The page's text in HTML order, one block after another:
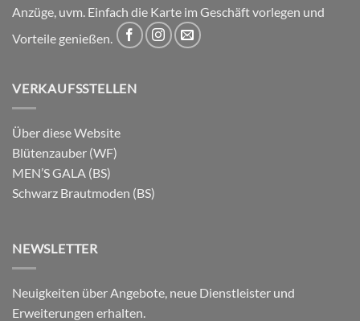
Anzüge, uvm. Einfach die Karte im Geschäft vorlegen und
Vorteile genießen.
VERKAUFSSTELLEN
Über diese Website
Blütenzauber (WF)
MEN’S GALA (BS)
Schwarz Brautmoden (BS)
NEWSLETTER
Neuigkeiten über Angebote, neue Dienstleister und
Erweiterungen erhalten.